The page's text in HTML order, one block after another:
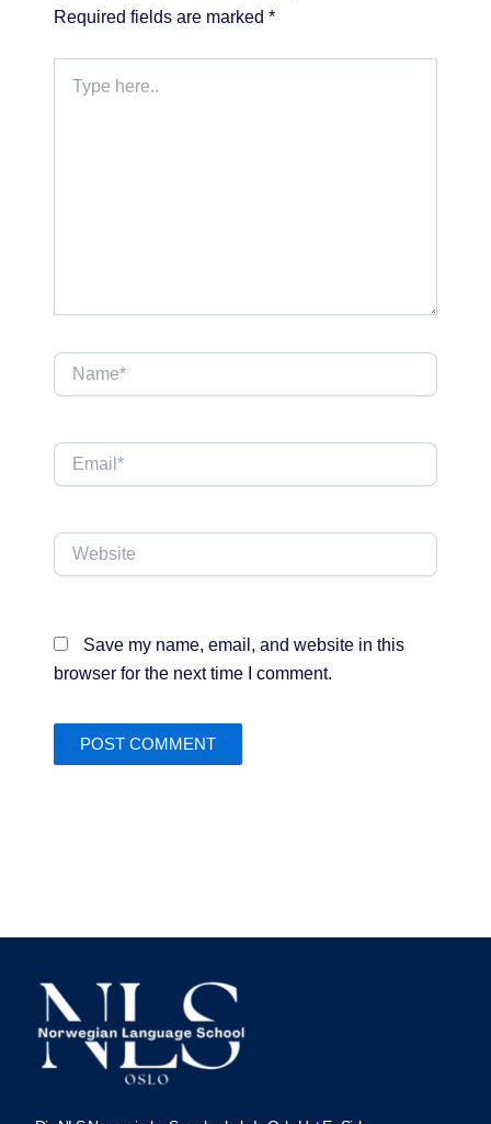
Required fields are marked *
here..
Name*
Email*
Website
Save my name, email, and website in this
browser for the next time I comment.